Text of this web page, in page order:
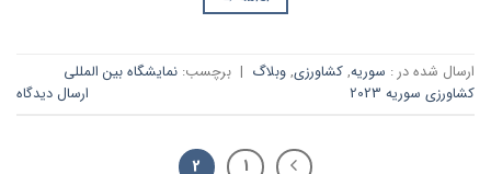
ارسال شده در : سوریه, کشاورزی, وبلاگ | برچسب: نمایشگاه بین المللی
کشاورزی سوریه 2023
ارسال دیدگاه
1
2